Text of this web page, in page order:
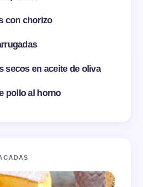
con chorizo
secos en aceite de oliva
pollo al horno